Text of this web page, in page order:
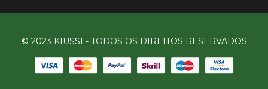
© 2023 KIUSSI - TODOS OS DIREITOS RESERVADOS